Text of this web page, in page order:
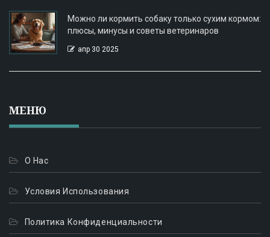
Можно ли кормить собаку только сухим кормом:
плюсы, минусы и советы ветеринаров
апр 30 2025
МЕНЮ
О Нас
Условия Использования
Политика Конфиденциальности